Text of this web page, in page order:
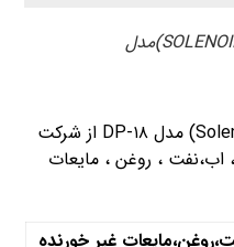
شیر سولنوئیدی(SOLENOID VALVES)مدل
شیرهای سولنوئیدی (Solenoid valves) مدل DP-۱۸ از شرکت
اب،نفت ، روغن ، مایعات
غیر خورنده